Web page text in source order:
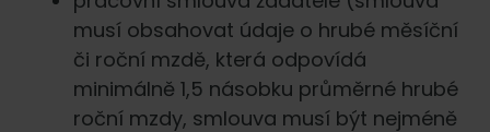
musí obsahovat údaje o hrubé měsíční
či roční mzdě, která odpovídá
minimálně 1,5 násobku průměrné hrubé
roční mzdy, smlouva musí být nejméně